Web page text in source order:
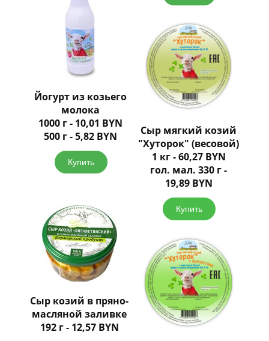
Йогурт из козьего
молока
1000 г - 10,01 BYN
500 г - 5,82 BYN
Купить
Сыр козий в пряно-
масляной заливке
192 г - 12,57 BYN
Сыр мягкий козий
"Хуторок" (весовой)
1 кг - 60,27 BYN
гол. мал. 330 г -
19,89 BYN
Купить